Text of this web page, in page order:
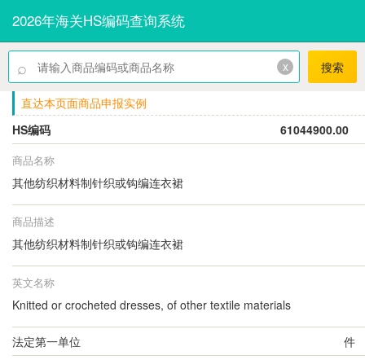
2026年海关HS编码查询系统
⌕ x 搜索
直达本页面商品申报实例
HS编码
61044900.00
商品名称
其他纺织材料制针织或钩编连衣裙
商品描述
其他纺织材料制针织或钩编连衣裙
英文名称
Knitted or crocheted dresses, of other textile materials
法定第一单位
件